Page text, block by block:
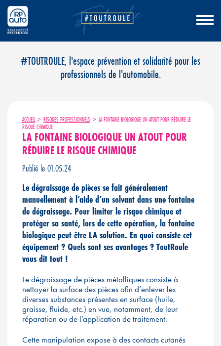
#TOUTROULE, l'espace prévention et solidarité pour les
professionnels de l'automobile.
ACCUEIL > RISQUES PROFESSIONNELS > LA FONTAINE BIOLOGIQUE UN ATOUT POUR RÉDUIRE LE
RISQUE CHIMIQUE
LA FONTAINE BIOLOGIQUE UN ATOUT POUR
RÉDUIRE LE RISQUE CHIMIQUE
Publié le 01.05.24
Le dégraissage de pièces se fait généralement
manuellement à l’aide d’un solvant dans une fontaine
de dégraissage. Pour limiter le risque chimique et
protéger sa santé, lors de cette opération, la fontaine
biologique peut être LA solution. En quoi consiste cet
équipement ? Quels sont ses avantages ? ToutRoule
vous dit tout !
Le dégraissage de pièces métalliques consiste à
nettoyer la surface des pièces afin d’enlever les
diverses substances présentes en surface (huile,
graisse, fluide, etc.) en vue, notamment, de leur
réparation ou de l’application de traitement.
Cette manipulation expose à des contacts cutanés